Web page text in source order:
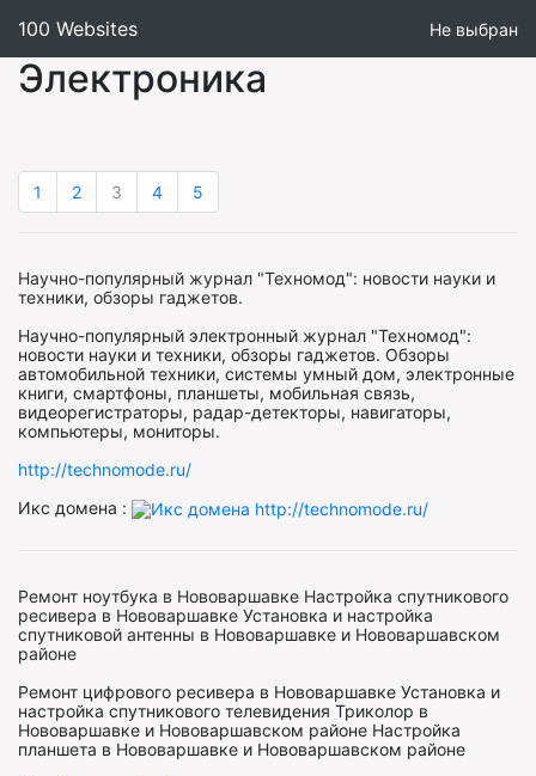
100 Websites Не выбран
Электроника
1 2 3 4 5
Научно-популярный журнал "Техномод": новости науки и
техники, обзоры гаджетов.
Научно-популярный электронный журнал "Техномод":
новости науки и техники, обзоры гаджетов. Обзоры
автомобильной техники, системы умный дом, электронные
книги, смартфоны, планшеты, мобильная связь,
видеорегистраторы, радар-детекторы, навигаторы,
компьютеры, мониторы.
http://technomode.ru/
Икс домена :
Ремонт ноутбука в Нововаршавке Настройка спутникового
ресивера в Нововаршавке Установка и настройка
спутниковой антенны в Нововаршавке и Нововаршавском
районе
Ремонт цифрового ресивера в Нововаршавке Установка и
настройка спутникового телевидения Триколор в
Нововаршавке и Нововаршавском районе Настройка
планшета в Нововаршавке и Нововаршавском районе